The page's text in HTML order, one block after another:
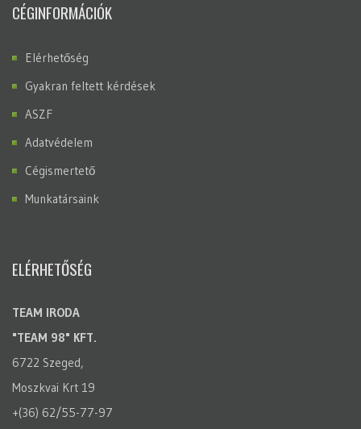
CÉGINFORMÁCIÓK
Elérhetőség
Gyakran feltett kérdések
ASZF
Adatvédelem
Cégismertető
Munkatársaink
ELÉRHETŐSÉG
TEAM IRODA
"TEAM 98" KFT.
6722 Szeged,
Moszkvai Krt 19
+(36) 62/55-77-97